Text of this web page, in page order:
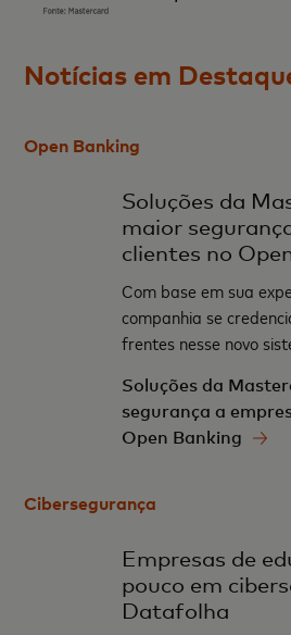
Notícias em
Open Banking
Soluções da
maior
clientes no
Com base em sua
companhia se
frentes nesse novo
Soluções da
segurança a
Open Banking
Cibersegurança
Empresas de
pouco em
Datafolha